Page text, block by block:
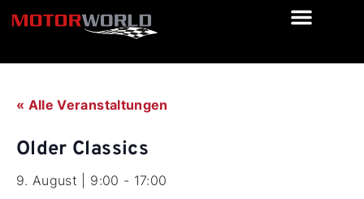
« Alle Veranstaltungen
Older Classics
9. August | 9:00 - 17:00